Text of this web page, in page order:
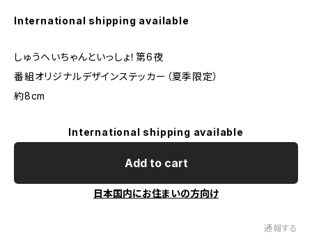
International shipping available
しゅうへいちゃんといっしょ！第6夜
番組オリジナルデザインステッカー（夏季限定）
約8cm
International shipping available
Add to cart
日本国内にお住まいの方向け
通報する